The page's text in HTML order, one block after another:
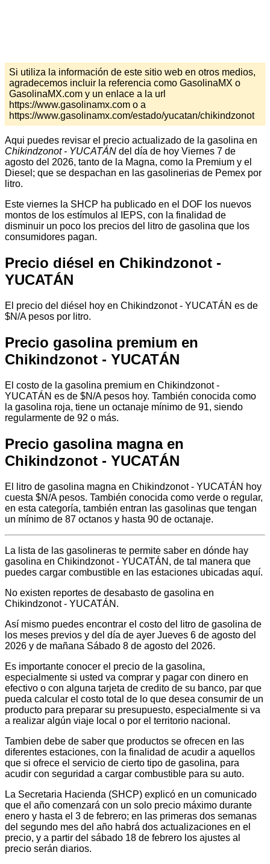
Si utiliza la información de este sitio web en otros medios,
agradecemos incluir la referencia como GasolinaMX o
GasolinaMX.com y un enlace a la url
https://www.gasolinamx.com o a
https://www.gasolinamx.com/estado/yucatan/chikindzonot
Aqui puedes revisar el precio actualizado de la gasolina en
Chikindzonot - YUCATÁN del día de hoy Viernes 7 de
agosto del 2026, tanto de la Magna, como la Premium y el
Diesel; que se despachan en las gasolinerias de Pemex por
litro.
Este viernes la SHCP ha publicado en el DOF los nuevos
montos de los estímulos al IEPS, con la finalidad de
disminuir un poco los precios del litro de gasolina que los
consumidores pagan.
Precio diésel en Chikindzonot -
YUCATÁN
El precio del diésel hoy en Chikindzonot - YUCATÁN es de
$N/A pesos por litro.
Precio gasolina premium en
Chikindzonot - YUCATÁN
El costo de la gasolina premium en Chikindzonot -
YUCATÁN es de $N/A pesos hoy. También conocida como
la gasolina roja, tiene un octanaje mínimo de 91, siendo
regularmente de 92 o más.
Precio gasolina magna en
Chikindzonot - YUCATÁN
El litro de gasolina magna en Chikindzonot - YUCATÁN hoy
cuesta $N/A pesos. También conocida como verde o regular,
en esta categoría, también entran las gasolinas que tengan
un mínimo de 87 octanos y hasta 90 de octanaje.
La lista de las gasolineras te permite saber en dónde hay
gasolina en Chikindzonot - YUCATÁN, de tal manera que
puedes cargar combustible en las estaciones ubicadas aquí.
No existen reportes de desabasto de gasolina en
Chikindzonot - YUCATÁN.
Así mismo puedes encontrar el costo del litro de gasolina de
los meses previos y del día de ayer Jueves 6 de agosto del
2026 y de mañana Sábado 8 de agosto del 2026.
Es importante conocer el precio de la gasolina,
especialmente si usted va comprar y pagar con dinero en
efectivo o con alguna tarjeta de credito de su banco, par que
pueda calcular el costo total de lo que desea consumir de un
producto para preparar su presupuesto, especialmente si va
a realizar algún viaje local o por el territorio nacional.
Tambien debe de saber que productos se ofrecen en las
diferentes estaciones, con la finalidad de acudir a aquellos
que si ofrece el servicio de cierto tipo de gasolina, para
acudir con seguridad a cargar combustible para su auto.
La Secretaria Hacienda (SHCP) explicó en un comunicado
que el año comenzará con un solo precio máximo durante
enero y hasta el 3 de febrero; en las primeras dos semanas
del segundo mes del año habrá dos actualizaciones en el
precio, y a partir del sábado 18 de febrero los ajustes al
precio serán diarios.